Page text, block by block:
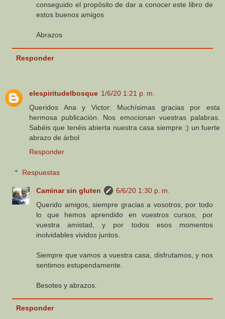
conseguido el propósito de dar a conocer este libro de
estos buenos amigos
Abrazos
Responder
elespiritudelbosque 1/6/20 1:21 p. m.
Queridos Ana y Victor: Muchísimas gracias por esta
hermosa publicación. Nos emocionan vuestras palabras.
Sabéis que tenéis abierta nuestra casa siempre :) un fuerte
abrazo de árbol
Responder
Respuestas
Caminar sin gluten
6/6/20 1:30 p. m.
Querido amigos, siempre gracias a vosotros, por todo
lo que hemos aprendido en vuestros cursos, por
vuestra amistad, y por todos esos momentos
inolvidables vividos juntos.
Siempre que vamos a vuestra casa, disfrutamos, y nos
sentimos estupendamente.
Besotes y abrazos.
Responder